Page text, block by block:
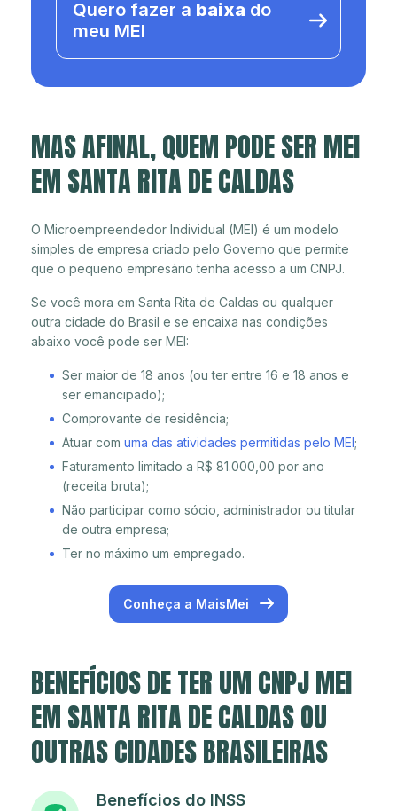
Quero fazer a baixa do
meu MEI
MAS AFINAL, QUEM PODE SER MEI
EM SANTA RITA DE CALDAS
O Microempreendedor Individual (MEI) é um modelo
simples de empresa criado pelo Governo que permite
que o pequeno empresário tenha acesso a um CNPJ.
Se você mora em Santa Rita de Caldas ou qualquer
outra cidade do Brasil e se encaixa nas condições
abaixo você pode ser MEI:
Ser maior de 18 anos (ou ter entre 16 e 18 anos e
ser emancipado);
Comprovante de residência;
Atuar com uma das atividades permitidas pelo MEI;
Faturamento limitado a R$ 81.000,00 por ano
(receita bruta);
Não participar como sócio, administrador ou titular
de outra empresa;
Ter no máximo um empregado.
Conheça a MaisMei
BENEFÍCIOS DE TER UM CNPJ MEI
EM SANTA RITA DE CALDAS OU
OUTRAS CIDADES BRASILEIRAS
Benefícios do INSS